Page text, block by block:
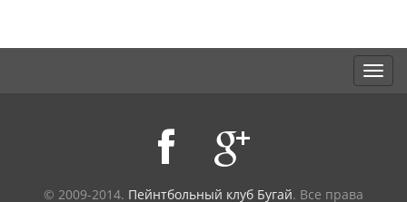
© 2009-2014. Пейнтбольный клуб Бугай. Все права